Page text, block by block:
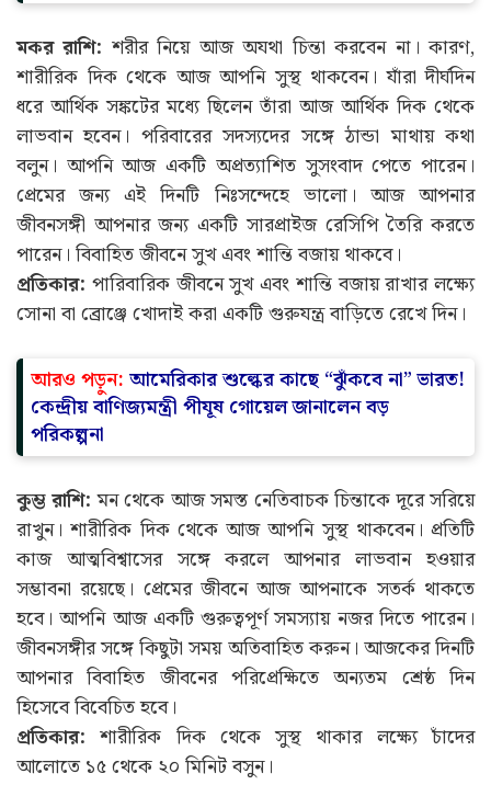
মকর রাশি: শরীর নিয়ে আজ অযথা চিন্তা করবেন না। কারণ,
শারীরিক দিক থেকে আজ আপনি সুস্থ থাকবেন। যাঁরা দীর্ঘদিন
ধরে আর্থিক সঙ্কটের মধ্যে ছিলেন তাঁরা আজ আর্থিক দিক থেকে
লাভবান হবেন। পরিবারের সদস্যদের সঙ্গে ঠান্ডা মাথায় কথা
বলুন। আপনি আজ একটি অপ্রত্যাশিত সুসংবাদ পেতে পারেন।
প্রেমের জন্য এই দিনটি নিঃসন্দেহে ভালো। আজ আপনার
জীবনসঙ্গী আপনার জন্য একটি সারপ্রাইজ রেসিপি তৈরি করতে
পারেন। বিবাহিত জীবনে সুখ এবং শান্তি বজায় থাকবে।
প্রতিকার: পারিবারিক জীবনে সুখ এবং শান্তি বজায় রাখার লক্ষ্যে
সোনা বা ব্রোঞ্জে খোদাই করা একটি গুরুযন্ত্র বাড়িতে রেখে দিন।
আরও পড়ুন: আমেরিকার শুল্কের কাছে “ঝুঁকবে না” ভারত!
কেন্দ্রীয় বাণিজ্যমন্ত্রী পীযূষ গোয়েল জানালেন বড়
পরিকল্পনা
কুম্ভ রাশি: মন থেকে আজ সমস্ত নেতিবাচক চিন্তাকে দূরে সরিয়ে
রাখুন। শারীরিক দিক থেকে আজ আপনি সুস্থ থাকবেন। প্রতিটি
কাজ আত্মবিশ্বাসের সঙ্গে করলে আপনার লাভবান হওয়ার
সম্ভাবনা রয়েছে। প্রেমের জীবনে আজ আপনাকে সতর্ক থাকতে
হবে। আপনি আজ একটি গুরুত্বপূর্ণ সমস্যায় নজর দিতে পারেন।
জীবনসঙ্গীর সঙ্গে কিছুটা সময় অতিবাহিত করুন। আজকের দিনটি
আপনার বিবাহিত জীবনের পরিপ্রেক্ষিতে অন্যতম শ্রেষ্ঠ দিন
হিসেবে বিবেচিত হবে।
প্রতিকার: শারীরিক দিক থেকে সুস্থ থাকার লক্ষ্যে চাঁদের
আলোতে ১৫ থেকে ২০ মিনিট বসুন।